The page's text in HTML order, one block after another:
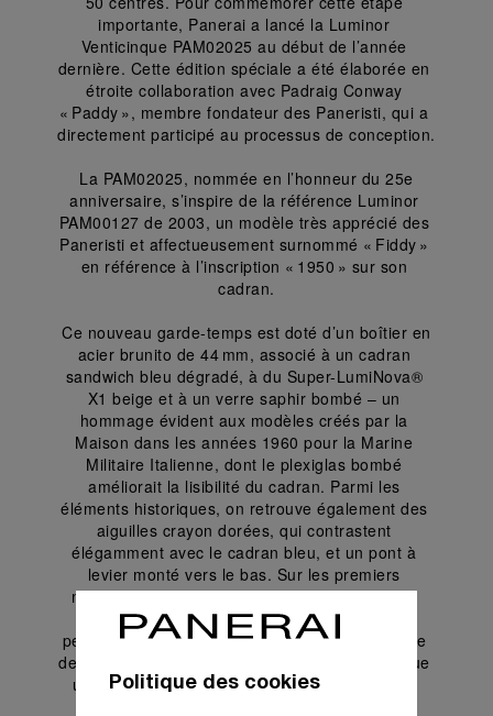
importante, Panerai a lancé la Luminor
Venticinque PAM02025 au début de l’année
dernière. Cette édition spéciale a été élaborée en
étroite collaboration avec Padraig Conway
« Paddy », membre fondateur des Paneristi, qui a
directement participé au processus de conception.
anniversaire, s’inspire de la référence Luminor
PAM00127 de 2003, un modèle très apprécié des
Paneristi et affectueusement surnommé « Fiddy »
en référence à l’inscription « 1950 » sur son
cadran.
Ce nouveau garde-temps est doté d’un boîtier en
acier brunito de 44 mm, associé à un cadran
sandwich bleu dégradé, à du Super-LumiNova®
X1 beige et à un verre saphir bombé – un
hommage évident aux modèles créés par la
Maison dans les années 1960 pour la Marine
Militaire Italienne, dont le plexiglas bombé
améliorait la lisibilité du cadran. Parmi les
éléments historiques, on retrouve également des
aiguilles crayon dorées, qui contrastent
élégamment avec le cadran bleu, et un pont à
levier monté vers le bas. Sur les premiers
modèles développés pour l’armée italienne, le
levier était parfois monté à l’envers, ce qui
permettait aux plongeurs d’activer le mécanisme
de remontage plus facilement. Ce détail constitue
un autre clin d’œil à la tradition historique des
Politique des cookies